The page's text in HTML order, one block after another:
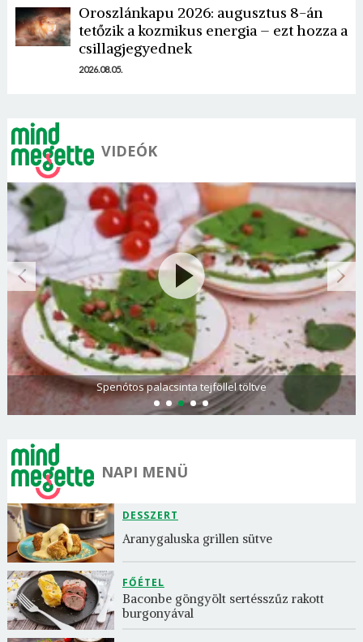
Oroszlánkapu 2026: augusztus 8-án
tetőzik a kozmikus energia – ezt hozza a
csillagjegyednek
2026.08.05.
VIDEÓK
Spenótos palacsinta tejföllel töltve
NAPI MENÜ
DESSZERT
Aranygaluska grillen sütve
FŐÉTEL
Baconbe göngyölt sertésszűz rakott
burgonyával